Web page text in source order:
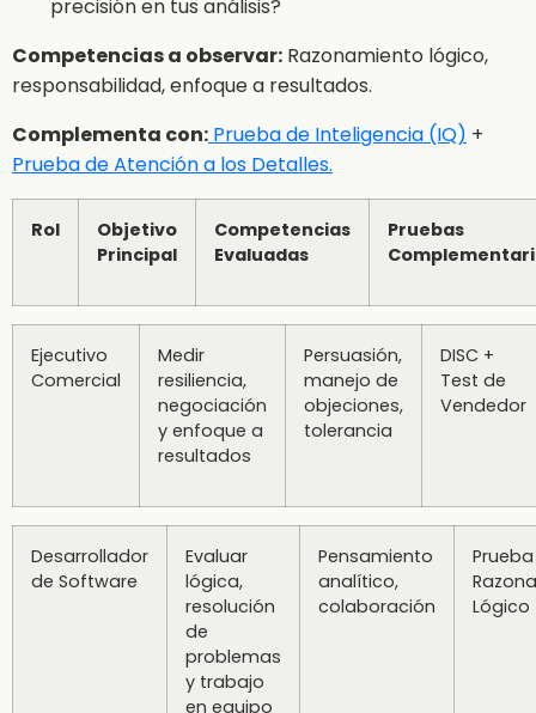
precisión en tus análisis?
Competencias a observar: Razonamiento lógico,
responsabilidad, enfoque a resultados.
Complementa con: Prueba de Inteligencia (IQ) +
Prueba de Atención a los Detalles.
Rol
Objetivo
Principal
Competencias
Evaluadas
Pruebas
Ejecutivo
Comercial
Medir
resiliencia,
negociación
y enfoque a
resultados
Persuasión,
manejo de
objeciones,
tolerancia
DISC +
Test de
Vendedor
Desarrollador
de Software
Evaluar
lógica,
resolución
de
problemas
y trabajo
en equipo
Pensamiento
analítico,
colaboración
Lógico